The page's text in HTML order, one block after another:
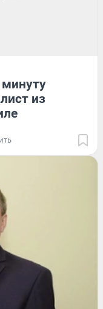
минуту
из